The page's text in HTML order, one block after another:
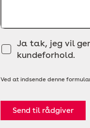
Ja tak, jeg vil
kundeforhold.
Ved at indsende denne
Send til rådgiver